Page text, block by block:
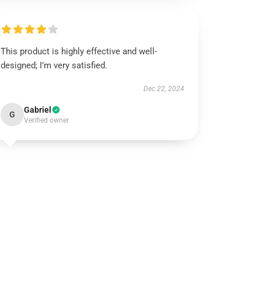
This product is highly effective and well-
designed; I’m very satisfied.
Dec 22, 2024
G Gabriel
Verified owner